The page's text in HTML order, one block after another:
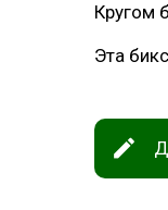
Кругом
Эта